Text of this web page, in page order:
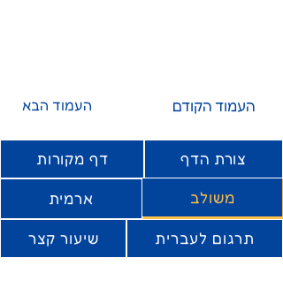
העמוד הבא העמוד הקודם
צורת הדף דף מקורות
משולב ארמית
תרגום לעברית שיעור קצר